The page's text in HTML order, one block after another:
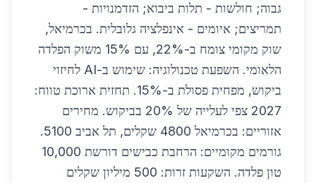
גבוה; חולשות - תלות ביבוא; הזדמנויות -
תמריצים; איומים - אינפלציה גלובלית. בכרמיאל,
שוק מקומי צומח ב-22%, עם 15% משוק הפלדה
הלאומי. השפעת טכנולוגיה: שימוש ב-AI לחיזוי
ביקוש, מפחית פסולת ב-15%. תחזית ארוכת טווח:
2027 צפי לעלייה של 20% בביקוש. מחירים
אזוריים: בכרמיאל 4800 שקלים, תל אביב 5100.
גורמים מקומיים: הרחבת כבישים דורשת 10,000
טון פלדה. השקעות זרות: 500 מיליון שקלים